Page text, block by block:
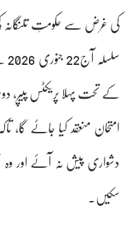
کی غرض سے حکومتِ تلنگانہ
کے تحت پہلا پریکٹس پیپر،
امتحان منعقد کیا جائے گا،
دشواری پیش نہ آئے اور وہ
سکیں۔